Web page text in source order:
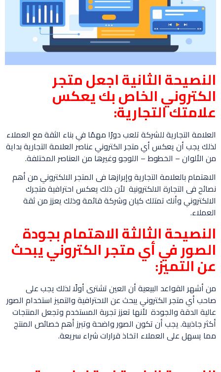
النصيحة الثانية اجعل متجر
الكتروني الخاص بك يعكس
علامتك التجارية:
العلامة التجارية للشركة تلعب دورًا مهمًا في بناء الثقة مع العملاء
لذلك يجب أن يعكس أي متجر الكتروني عناصر العلامة التجارية بداية
من الألوان – الخطوط – اللوجو وغيرها من العناصر المختلفة.
الاهتمام بالعلامة التجارية وإبرازها فى المتجر الالكتروني من أهم
نصائح فى التجارة الالكترونية لأن ذلك يعكس احترافية متجرك
الالكتروني وأنك تمتلك كيان وشركة قائمة وذلك يعزز من ثقة
العملاء.
النصيحة الثالثةالاهتمام بجودة
الصور في أي متجر الكتروني يبحث
عن التميز:
من أشهر القواعد البيعية أن العين تشترى أولًا لذلك يجب على
صاحب أي متجر الكتروني يبحث عن الاحترافية والتميز استخدام الصور
عالية الدقة والجودة لأنها تعزز تجربة المستخدم وتجعل المنتجات
أكثر جاذبية. يجب أن تكون الصور واضحة وتبرز أهم خصائص المنتج
مما يسهل على العملاء اتخاذ قرارات شراء سريعة.